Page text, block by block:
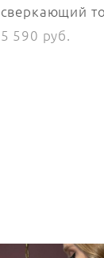
сверкающий
5 590 pуб.